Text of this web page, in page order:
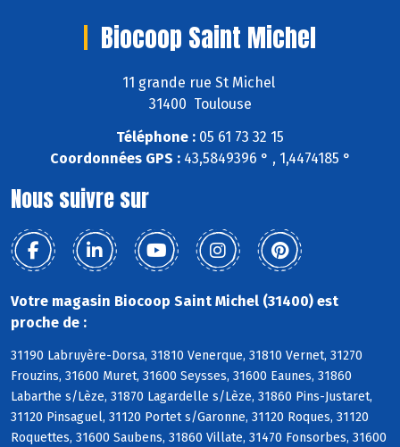
Biocoop Saint Michel
11 grande rue St Michel
31400 Toulouse
Téléphone : 05 61 73 32 15
Coordonnées GPS :43,5849396 ° , 1,4474185 °
Nous suivre sur
Votre magasin Biocoop Saint Michel (31400) est
proche de :
31190 Labruyère-Dorsa, 31810 Venerque, 31810 Vernet, 31270
Frouzins, 31600 Muret, 31600 Seysses, 31600 Eaunes, 31860
Labarthe s/Lèze, 31870 Lagardelle s/Lèze, 31860 Pins-Justaret,
31120 Pinsaguel, 31120 Portet s/Garonne, 31120 Roques, 31120
Roquettes, 31600 Saubens, 31860 Villate, 31470 Fonsorbes, 31600